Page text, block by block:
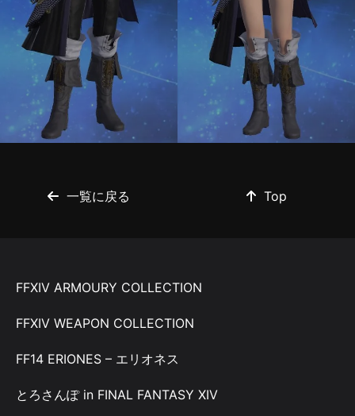
一覧に戻る Top
FFXIV ARMOURY COLLECTION
FFXIV WEAPON COLLECTION
FF14 ERIONES – エリオネス
とろさんぽ in FINAL FANTASY XIV